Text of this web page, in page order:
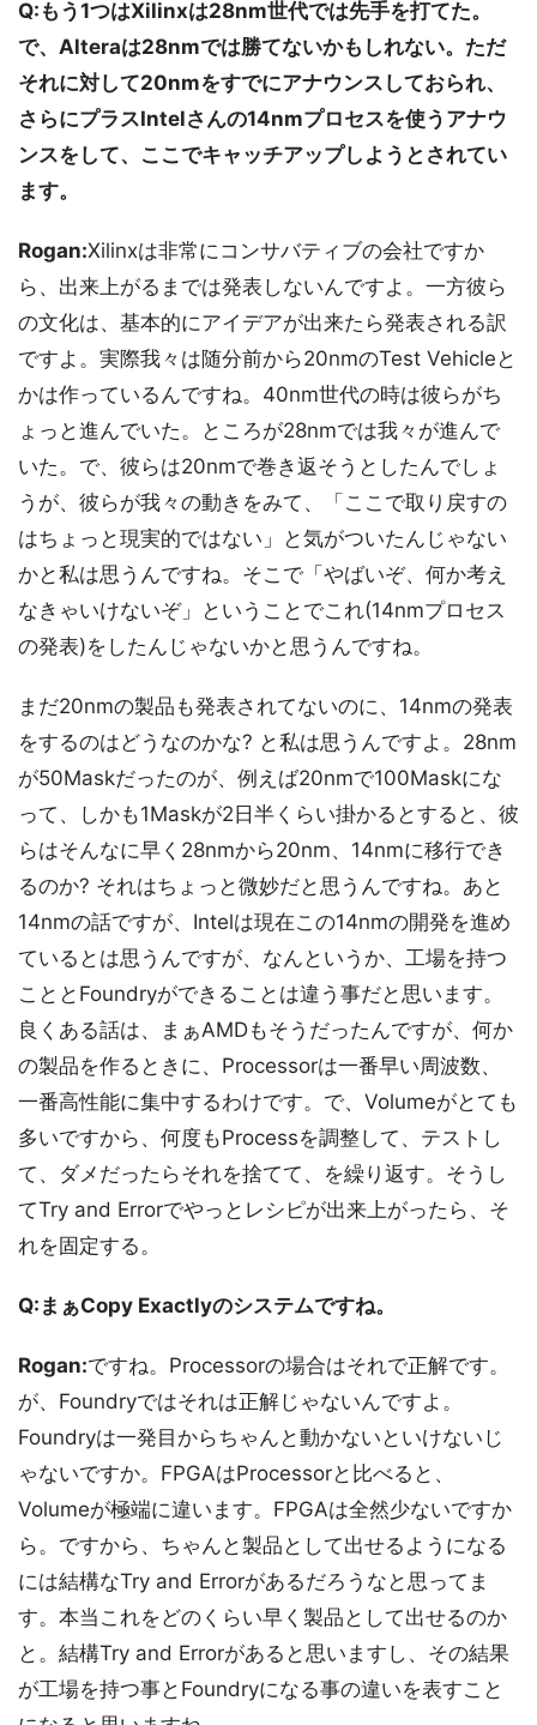
Q:もう1つはXilinxは28nm世代では先手を打てた。
で、Alteraは28nmでは勝てないかもしれない。ただ
それに対して20nmをすでにアナウンスしておられ、
さらにプラスIntelさんの14nmプロセスを使うアナウ
ンスをして、ここでキャッチアップしようとされてい
ます。
Rogan:Xilinxは非常にコンサバティブの会社ですか
ら、出来上がるまでは発表しないんですよ。一方彼ら
の文化は、基本的にアイデアが出来たら発表される訳
ですよ。実際我々は随分前から20nmのTest Vehicleと
かは作っているんですね。40nm世代の時は彼らがち
ょっと進んでいた。ところが28nmでは我々が進んで
いた。で、彼らは20nmで巻き返そうとしたんでしょ
うが、彼らが我々の動きをみて、「ここで取り戻すの
はちょっと現実的ではない」と気がついたんじゃない
かと私は思うんですね。そこで「やばいぞ、何か考え
なきゃいけないぞ」ということでこれ(14nmプロセス
の発表)をしたんじゃないかと思うんですね。
まだ20nmの製品も発表されてないのに、14nmの発表
をするのはどうなのかな? と私は思うんですよ。28nm
が50Maskだったのが、例えば20nmで100Maskにな
って、しかも1Maskが2日半くらい掛かるとすると、彼
らはそんなに早く28nmから20nm、14nmに移行でき
るのか? それはちょっと微妙だと思うんですね。あと
14nmの話ですが、Intelは現在この14nmの開発を進め
ているとは思うんですが、なんというか、工場を持つ
こととFoundryができることは違う事だと思います。
良くある話は、まぁAMDもそうだったんですが、何か
の製品を作るときに、Processorは一番早い周波数、
一番高性能に集中するわけです。で、Volumeがとても
多いですから、何度もProcessを調整して、テストし
て、ダメだったらそれを捨てて、を繰り返す。そうし
てTry and Errorでやっとレシピが出来上がったら、そ
れを固定する。
Q:まぁCopy Exactlyのシステムですね。
Rogan:ですね。Processorの場合はそれで正解です。
が、Foundryではそれは正解じゃないんですよ。
Foundryは一発目からちゃんと動かないといけないじ
ゃないですか。FPGAはProcessorと比べると、
Volumeが極端に違います。FPGAは全然少ないですか
ら。ですから、ちゃんと製品として出せるようになる
には結構なTry and Errorがあるだろうなと思ってま
す。本当これをどのくらい早く製品として出せるのか
と。結構Try and Errorがあると思いますし、その結果
が工場を持つ事とFoundryになる事の違いを表すこと